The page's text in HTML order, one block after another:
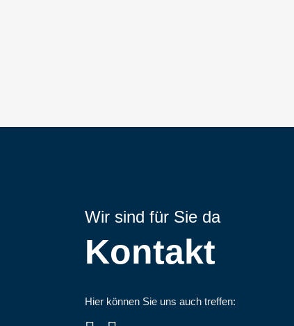
Wir sind für Sie da
Kontakt
Hier können Sie uns auch treffen: